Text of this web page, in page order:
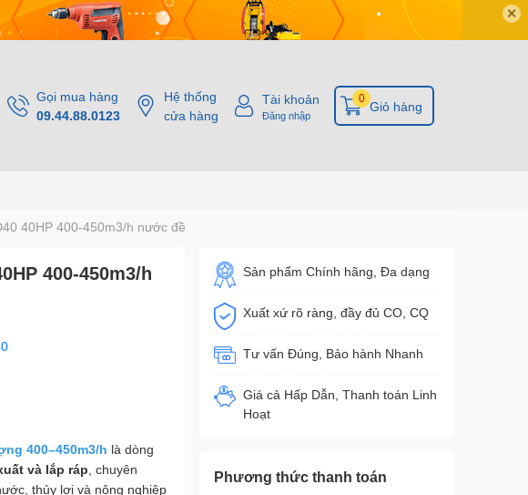
✕
Gọi mua hàng
09.44.88.0123
Hệ thống
cửa hàng
Tài khoản
Đăng nhập
Giỏ hàng
0
40HP 400-450m3/h nước đề
400-450m3/h
400–450m3/h là dòng
và lắp ráp , chuyên
thủy lợi và nông nghiệp
Sản phẩm Chính hãng, Đa dạng
Xuất xứ rõ ràng, đầy đủ CO, CQ
Tư vấn Đúng, Bảo hành Nhanh
Giá cả Hấp Dẫn, Thanh toán Linh
Hoạt
Phương thức thanh toán